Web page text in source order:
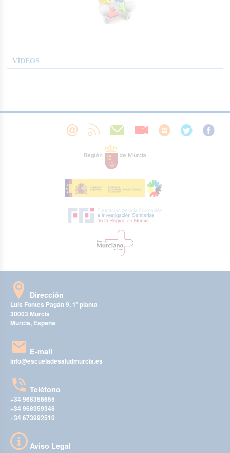
VÍDEOS
Dirección
Luis Fontes Pagán 9, 1ª planta
30003 Murcia
Murcia, España
E-mail
info@escueladesaludmurcia.es
Teléfono
+34 968356655 -
+34 968359348 -
+34 673992510
Aviso Legal